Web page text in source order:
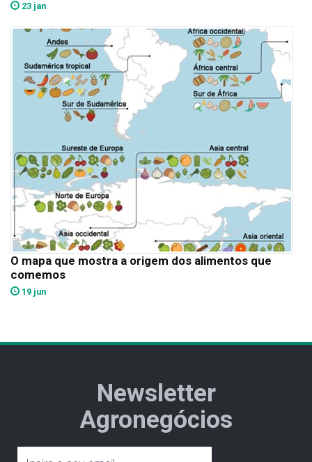
23 jan
O mapa que mostra a origem dos alimentos que
comemos
19 jun
Newsletter
Agronegócios